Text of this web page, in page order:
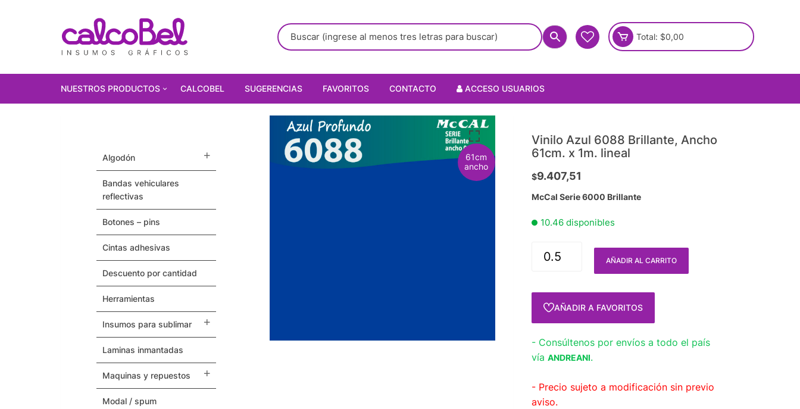
Total: $0,00
NUESTROS PRODUCTOS
Polarizados
Vinilos Autoadhesivos
Pulseras / Precintos Tyvek
Herramientas
Termovinilos
Posicionadores
Cintas Adhesivas
CALCOBEL SUGERENCIAS FAVORITOS CONTACTO ACCESO USUARIOS
61cm
ancho
Vinilo Azul 6088 Brillante, Ancho
61cm. x 1m. lineal
$9.407,51
McCal Serie 6000 Brillante
10.46 disponibles
AÑADIR AL CARRITO
AÑADIR A FAVORITOS
- Consúltenos por envíos a todo el país
víaANDREANI.
- Precio sujeto a modificación sin previo
aviso.
algodón
bandas vehiculares
reflectivas
botones – pins
cintas adhesivas
descuento por cantidad
herramientas
insumos para sublimar
laminas inmantadas
maquinas y repuestos
modal / spum